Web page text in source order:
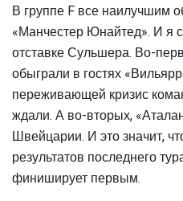
В группе F все наилучшим
«Манчестер Юнайтед». И я
отставке Сульшера. Во-
обыграли в гостях
переживающей кризис
ждали. А во-вторых,
Швейцарии. И это значит,
результатов последнего
финиширует первым.